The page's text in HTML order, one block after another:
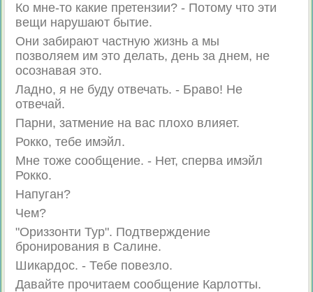
Ко мне-то какие претензии? - Потому что эти
вещи нарушают бытие.
Они забирают частную жизнь а мы
позволяем им это делать, день за днем, не
осознавая это.
Ладно, я не буду отвечать. - Браво! Не
отвечай.
Парни, затмение на вас плохо влияет.
Рокко, тебе имэйл.
Мне тоже сообщение. - Нет, сперва имэйл
Рокко.
Напуган?
Чем?
"Ориззонти Тур". Подтверждение
бронирования в Салине.
Шикардос. - Тебе повезло.
Давайте прочитаем сообщение Карлотты.